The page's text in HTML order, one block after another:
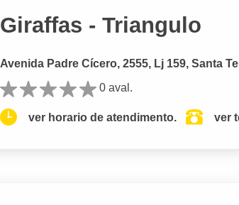
Giraffas - Triangulo
Avenida Padre Cícero, 2555, Lj 159, Santa
0 aval.
ver horario de atendimento. ver